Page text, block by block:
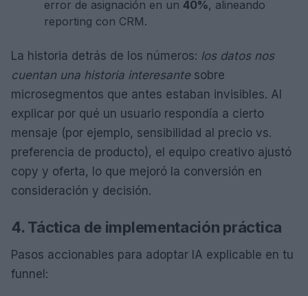
error de asignación en un 40%, alineando
reporting con CRM.
La historia detrás de los números: los datos nos
cuentan una historia interesantesobre
microsegmentos que antes estaban invisibles. Al
explicar por qué un usuario respondía a cierto
mensaje (por ejemplo, sensibilidad al precio vs.
preferencia de producto), el equipo creativo ajustó
copy y oferta, lo que mejoró la conversión en
consideración y decisión.
4. Táctica de implementación práctica
Pasos accionables para adoptar IA explicable en tu
funnel: